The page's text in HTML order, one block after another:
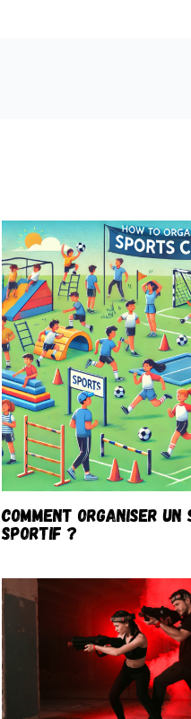
COMMENT ORGANISER UN
SPORTIF ?